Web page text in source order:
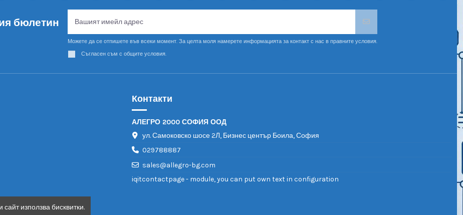
бюлетин
Можете да се отпишете във всеки момент. За целта моля намерете информацията за контакт с нас в правните условия.
Съгласен съм с общите условия.
Контакти
АЛЕГРО 2000 СОФИЯ ООД
ул. Самоковско шосе 2Л, Бизнес център Боила, София
029788887
sales@allegro-bg.com
iqitcontactpage - module, you can put own text in configuration
използва бисквитки.